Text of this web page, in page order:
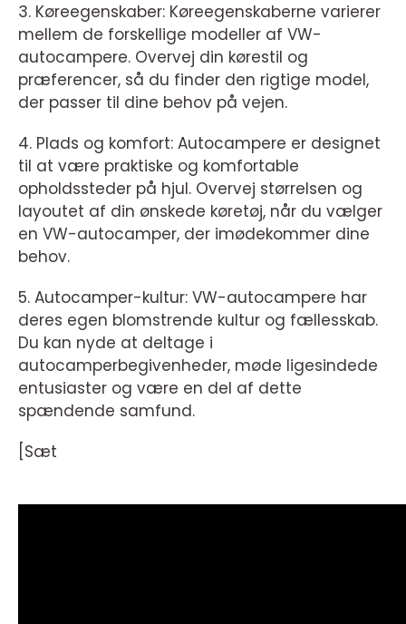
3. Køreegenskaber: Køreegenskaberne varierer
mellem de forskellige modeller af VW-
autocampere. Overvej din kørestil og
præferencer, så du finder den rigtige model,
der passer til dine behov på vejen.
4. Plads og komfort: Autocampere er designet
til at være praktiske og komfortable
opholdssteder på hjul. Overvej størrelsen og
layoutet af din ønskede køretøj, når du vælger
en VW-autocamper, der imødekommer dine
behov.
5. Autocamper-kultur: VW-autocampere har
deres egen blomstrende kultur og fællesskab.
Du kan nyde at deltage i
autocamperbegivenheder, møde ligesindede
entusiaster og være en del af dette
spændende samfund.
[Sæt